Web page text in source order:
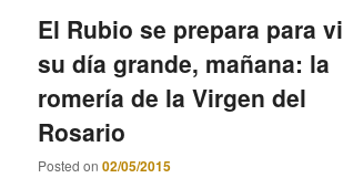
El Rubio se prepara para
su día grande, mañana: la
romería de la Virgen del
Rosario
Posted on02/05/2015